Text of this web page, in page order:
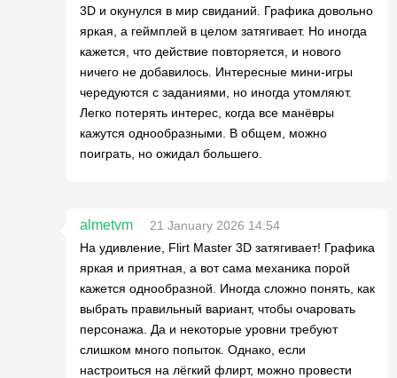
3D и окунулся в мир свиданий. Графика довольно
яркая, а геймплей в целом затягивает. Но иногда
кажется, что действие повторяется, и нового
ничего не добавилось. Интересные мини-игры
чередуются с заданиями, но иногда утомляют.
Легко потерять интерес, когда все манёвры
кажутся однообразными. В общем, можно
поиграть, но ожидал большего.
almetvm
21 January 2026 14:54
На удивление, Flirt Master 3D затягивает! Графика
яркая и приятная, а вот сама механика порой
кажется однообразной. Иногда сложно понять, как
выбрать правильный вариант, чтобы очаровать
персонажа. Да и некоторые уровни требуют
слишком много попыток. Однако, если
настроиться на лёгкий флирт, можно провести